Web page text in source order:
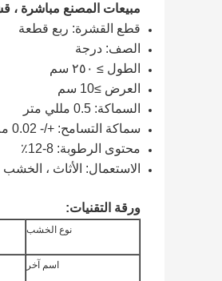
مبيعات المصنع مباشرة ،
قطع القشرة: ربع قطعة
الصف: درجة
الطول ≥ ٢٥٠ سم
العرض ≥10 سم
السماكة: 0.5 مللي متر
سماكة التسامح: +/- 0.02 مم
محتوى الرطوبة: 8-12٪
الاستعمال: الأثاث ،
ورقة التقنيات:
نوع الخشب
اسم آخر